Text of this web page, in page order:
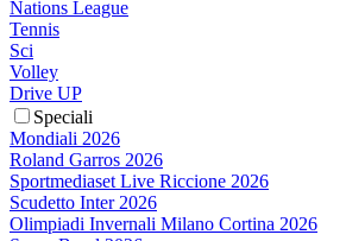
Nations League
Tennis
Sci
Volley
Drive UP
Speciali
Mondiali 2026
Roland Garros 2026
Sportmediaset Live Riccione 2026
Scudetto Inter 2026
Olimpiadi Invernali Milano Cortina 2026